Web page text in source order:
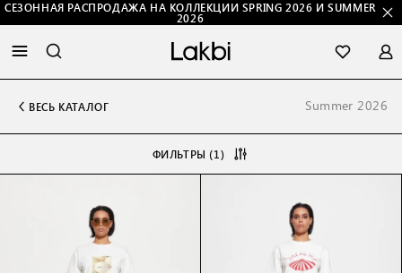
СЕЗОННАЯ РАСПРОДАЖА НА КОЛЛЕКЦИИ SPRING 2026 И SUMMER
2026
ВЕСЬ КАТАЛОГ Summer 2026
ФИЛЬТРЫ (1)